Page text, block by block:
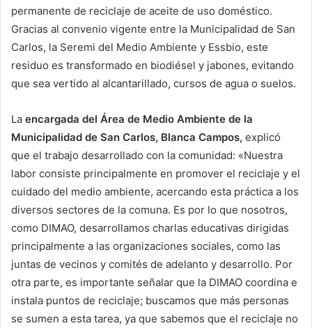
permanente de reciclaje de aceite de uso doméstico.
Gracias al convenio vigente entre la Municipalidad de San
Carlos, la Seremi del Medio Ambiente y Essbio, este
residuo es transformado en biodiésel y jabones, evitando
que sea vertido al alcantarillado, cursos de agua o suelos.
La encargada del Área de Medio Ambiente de la
Municipalidad de San Carlos, Blanca Campos, explicó
que el trabajo desarrollado con la comunidad: «Nuestra
labor consiste principalmente en promover el reciclaje y el
cuidado del medio ambiente, acercando esta práctica a los
diversos sectores de la comuna. Es por lo que nosotros,
como DIMAO, desarrollamos charlas educativas dirigidas
principalmente a las organizaciones sociales, como las
juntas de vecinos y comités de adelanto y desarrollo. Por
otra parte, es importante señalar que la DIMAO coordina e
instala puntos de reciclaje; buscamos que más personas
se sumen a esta tarea, ya que sabemos que el reciclaje no